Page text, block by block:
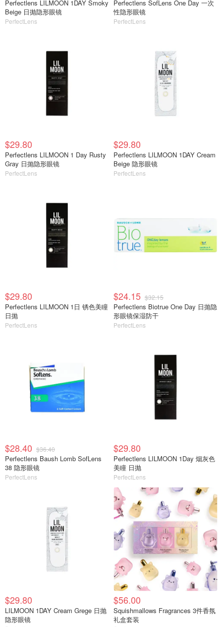
Perfectlens LILMOON 1DAY Smoky
Beige 日抛隐形眼镜
PerfectLens
Perfectlens SofLens One Day 一次
性隐形眼镜
PerfectLens
$29.80
Perfectlens LILMOON 1 Day Rusty
Gray 日抛隐形眼镜
PerfectLens
$29.80
Perfectlens LILMOON 1DAY Cream
Beige 隐形眼镜
PerfectLens
$29.80
Perfectlens LILMOON 1日 锈色美瞳
日抛
PerfectLens
$24.15 $32.15
Perfectlens Biotrue One Day 日抛隐
形眼镜保湿防干
PerfectLens
$28.40 $36.40
Perfectlens Baush Lomb SofLens
38 隐形眼镜
PerfectLens
$29.80
Perfectlens LILMOON 1Day 烟灰色
美瞳 日抛
PerfectLens
$29.80
LILMOON 1DAY Cream Grege 日抛
隐形眼镜
$56.00
Squishmallows Fragrances 3件香氛
礼盒套装